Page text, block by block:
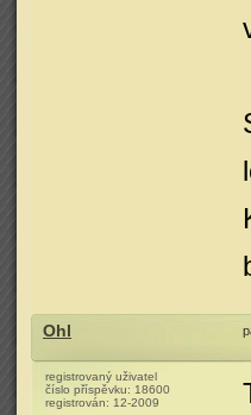
Ohl
registrovaný uživatel
číslo příspěvku: 18600
registrován: 12-2009